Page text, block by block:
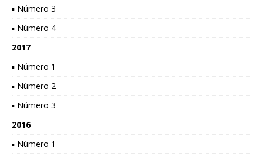
▪ Número 3
▪ Número 4
2017
▪ Número 1
▪ Número 2
▪ Número 3
2016
▪ Número 1